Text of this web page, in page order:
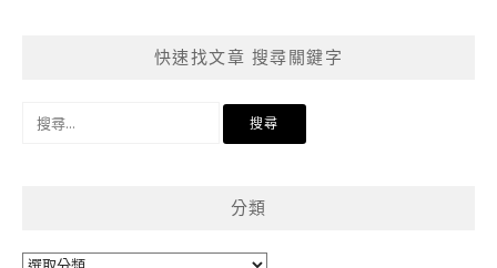
快速找文章 搜尋關鍵字
分類
分